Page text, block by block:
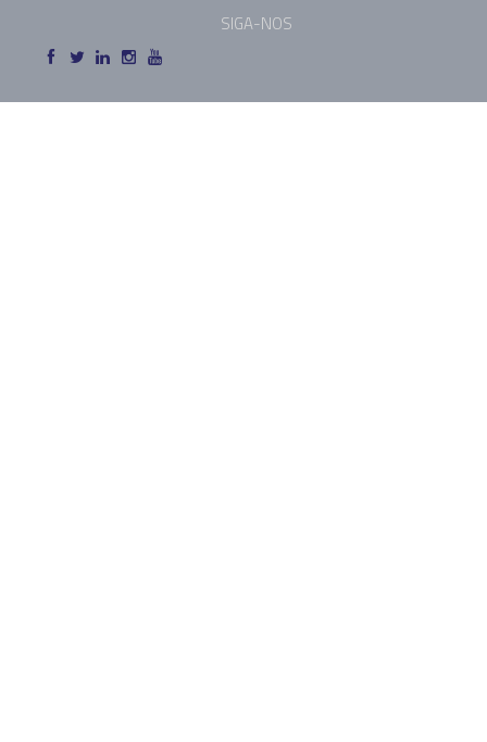
SIGA-NOS